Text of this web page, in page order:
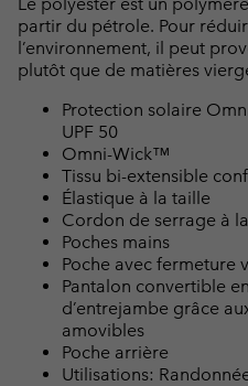
partir du pétrole. Pour
l’environnement, il peut
plutôt que de matières
Protection solaire
UPF 50
Omni-Wick™
Tissu bi-extensible
Élastique à la taille
Cordon de serrage à
Poches mains
Poche avec fermeture
Pantalon convertible
d’entrejambe grâce
amovibles
Poche arrière
Utilisations: